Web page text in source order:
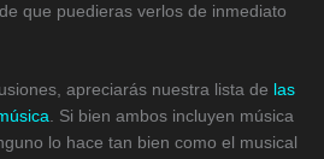
que puedieras verlos de inmediato
apreciarás nuestra lista de las
. Si bien ambos incluyen música
lo hace tan bien como el musical